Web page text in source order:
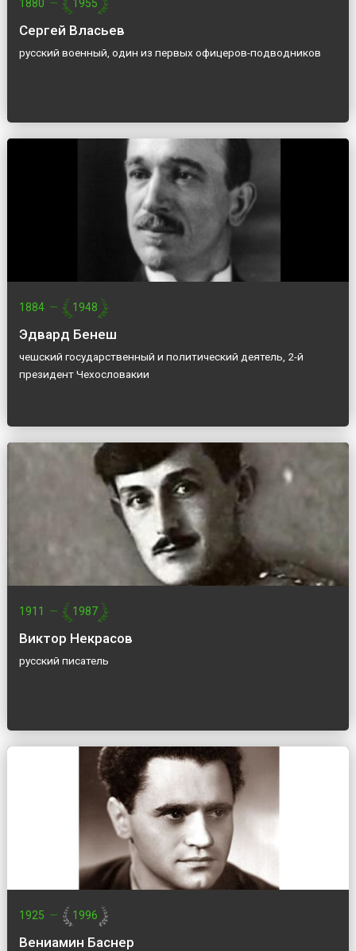
1880 — 1955
Сергей Власьев
русский военный, один из первых офицеров-подводников
1884 — 1948
Эдвард Бенеш
чешский государственный и политический деятель, 2-й
президент Чехословакии
1911 — 1987
Виктор Некрасов
русский писатель
1925 — 1996
Вениамин Баснер